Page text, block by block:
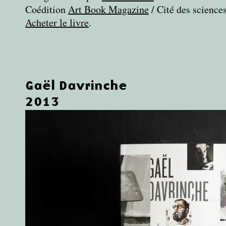
CoéditionArt Book Magazine/ Cité des
Acheter le livre.
Gaël Davrinche
2013